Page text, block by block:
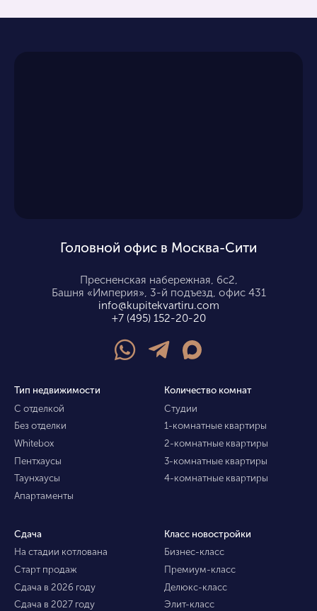
Головной офис в Москва-Сити
Пресненская набережная, 6с2,
Башня «Империя», 3-й подъезд, офис 431
info@kupitekvartiru.com
+7 (495) 152-20-20
Тип недвижимости
С отделкой
Без отделки
Whitebox
Пентхаусы
Таунхаусы
Апартаменты
Количество комнат
Студии
1-комнатные квартиры
2-комнатные квартиры
3-комнатные квартиры
4-комнатные квартиры
Сдача
На стадии котлована
Старт продаж
Сдача в 2026 году
Сдача в 2027 году
Класс новостройки
Бизнес-класс
Премиум-класс
Делюкс-класс
Элит-класс